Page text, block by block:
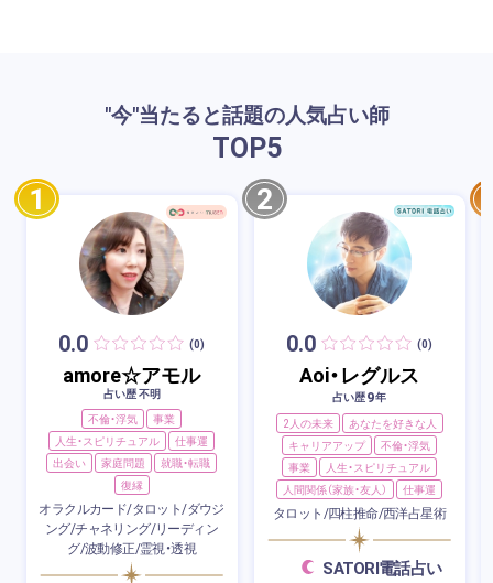
"今"当たると話題の人気占い師
TOP5
1
0.0 (0)
amore☆アモル
占い歴 不明
不倫・浮気
事業
人生・スピリチュアル
仕事運
出会い
家庭問題
就職・転職
復縁
オラクルカード/タロット/ダウジ
ング/チャネリング/リーディン
グ/波動修正/霊視・透視
2
0.0 (0)
Aoi・レグルス
占い歴9年
2人の未来
あなたを好きな人
キャリアアップ
不倫・浮気
事業
人生・スピリチュアル
人間関係（家族・友人）
仕事運
タロット/四柱推命/西洋占星術
SATORI電話占い